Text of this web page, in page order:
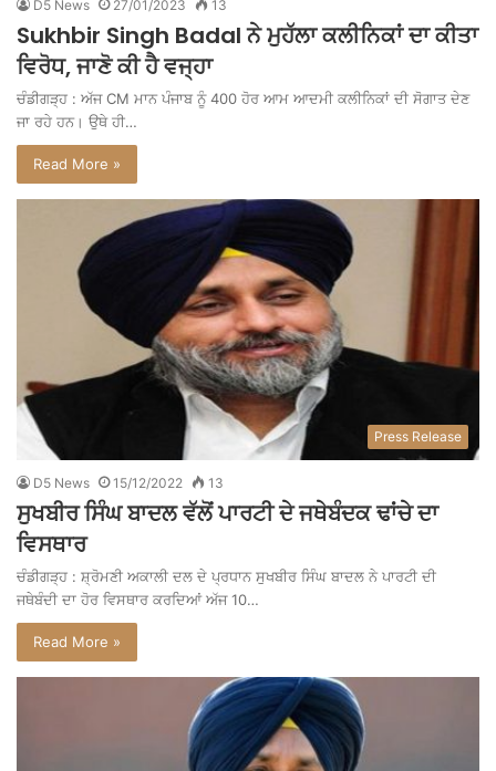
D5 News 27/01/2023 13
Sukhbir Singh Badal ਨੇ ਮੁਹੱਲਾ ਕਲੀਨਿਕਾਂ ਦਾ ਕੀਤਾ
ਵਿਰੋਧ, ਜਾਣੋ ਕੀ ਹੈ ਵਜ੍ਹਾ
ਚੰਡੀਗੜ੍ਹ : ਅੱਜ CM ਮਾਨ ਪੰਜਾਬ ਨੂੰ 400 ਹੋਰ ਆਮ ਆਦਮੀ ਕਲੀਨਿਕਾਂ ਦੀ ਸੋਗਾਤ ਦੇਣ
ਜਾ ਰਹੇ ਹਨ। ਉਥੇ ਹੀ…
Read More »
Press Release
D5 News 15/12/2022 13
ਸੁਖਬੀਰ ਸਿੰਘ ਬਾਦਲ ਵੱਲੋਂ ਪਾਰਟੀ ਦੇ ਜਥੇਬੰਦਕ ਢਾਂਚੇ ਦਾ
ਵਿਸਥਾਰ
ਚੰਡੀਗੜ੍ਹ : ਸ਼੍ਰੋਮਣੀ ਅਕਾਲੀ ਦਲ ਦੇ ਪ੍ਰਧਾਨ ਸੁਖਬੀਰ ਸਿੰਘ ਬਾਦਲ ਨੇ ਪਾਰਟੀ ਦੀ
ਜਥੇਬੰਦੀ ਦਾ ਹੋਰ ਵਿਸਥਾਰ ਕਰਦਿਆਂ ਅੱਜ 10…
Read More »